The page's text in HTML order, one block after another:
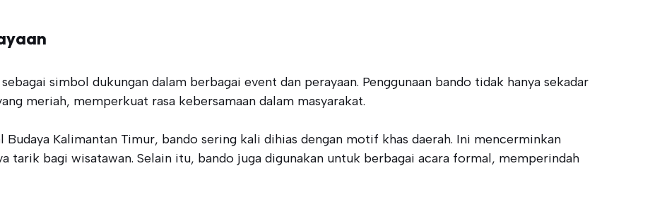
simbol dukungan dalam berbagai event dan perayaan. Penggunaan bando tidak hanya sekadar
meriah, memperkuat rasa kebersamaan dalam masyarakat.
Kalimantan Timur, bando sering kali dihias dengan motif khas daerah. Ini mencerminkan
tarik bagi wisatawan. Selain itu, bando juga digunakan untuk berbagai acara formal, memperindah